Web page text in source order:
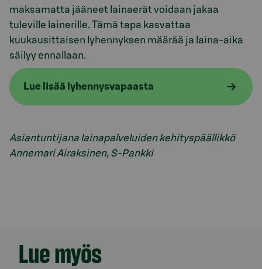
maksamatta jääneet lainaerät voidaan jakaa
tuleville lainerille. Tämä tapa kasvattaa
kuukausittaisen lyhennyksen määrää ja laina-aika
säilyy ennallaan.
Lue lisää lyhennysvapaasta
Asiantuntijana lainapalveluiden kehityspäällikkö
Annemari Airaksinen, S-Pankki
Lue myös